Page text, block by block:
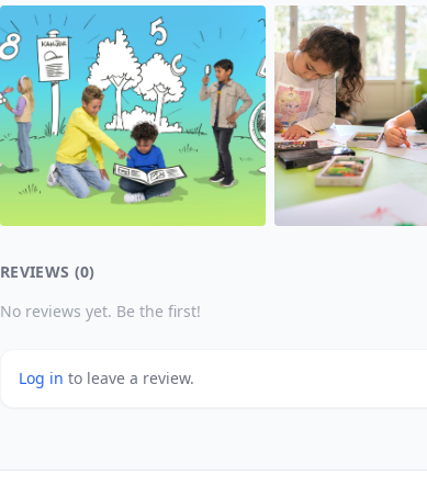
REVIEWS (0)
No reviews yet. Be the first!
Log in to leave a review.